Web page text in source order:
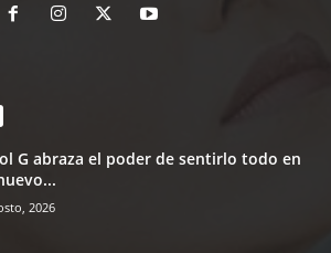
G abraza el poder de sentirlo todo en
2026